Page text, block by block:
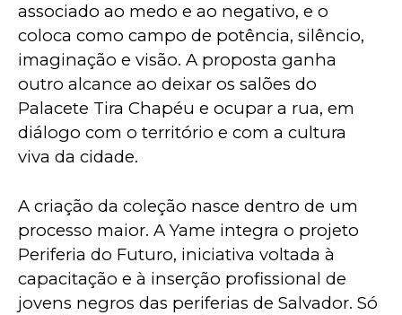
associado ao medo e ao negativo, e o
coloca como campo de potência, silêncio,
imaginação e visão. A proposta ganha
outro alcance ao deixar os salões do
Palacete Tira Chapéu e ocupar a rua, em
diálogo com o território e com a cultura
viva da cidade.
A criação da coleção nasce dentro de um
processo maior. A Yame integra o projeto
Periferia do Futuro, iniciativa voltada à
capacitação e à inserção profissional de
jovens negros das periferias de Salvador. Só